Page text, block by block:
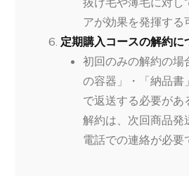
アが効果を発揮する
定期購入コースの解約に
初回のみの解約の場
の容器」・「納品書
で返送する必要が
解約は、次回商品発
電話での連絡が必要